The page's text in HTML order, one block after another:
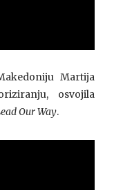
Martija
osvojila
Our Way.